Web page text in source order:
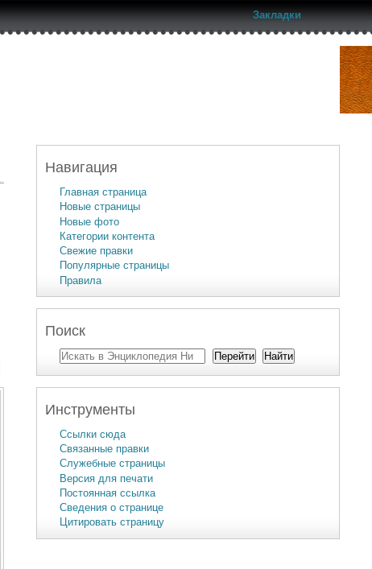
Закладки
Навигация
Главная страница
Новые страницы
Новые фото
Категории контента
Свежие правки
Популярные страницы
Правила
Поиск
Инструменты
Ссылки сюда
Связанные правки
Служебные страницы
Версия для печати
Постоянная ссылка
Сведения о странице
Цитировать страницу